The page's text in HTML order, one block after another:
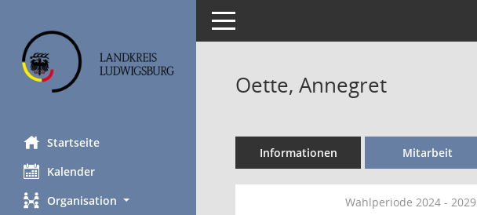
Startseite
Kalender
Organisation
Toggle navigation
Oette, Annegret
Informationen Mitarbeit
Wahlperiode 2024 - 2029